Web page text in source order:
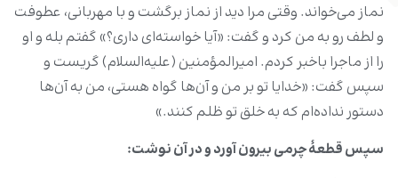
نماز می‌خواند. وقتی مرا دید از نماز برگشت و با مهربانی، عطوفت
و لطف رو به من کرد و گفت: «آیا خواسته‌ای داری؟» گفتم بله و او
را از ماجرا باخبر کردم. امیرالمؤمنین (علیه‌السلام) گریست و
سپس گفت: «خدایا تو بر من و آن‌ها گواه هستی، من به آن‌ها
دستور نداده‌ام که به خلق تو ظلم کنند.»
سپس قطعۀ چرمی بیرون آورد و در آن نوشت: